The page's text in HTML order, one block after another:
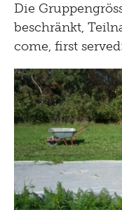
Die
beschränkt,
come, first